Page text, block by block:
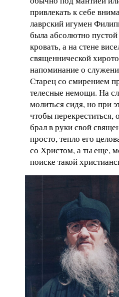
привлекать к себе
лаврский игумен
была абсолютно пустой
кровать, а на стене
священнической
напоминание о
Старец со смирением
телесные немощи. На
молиться сидя, но при
чтобы перекреститься,
брал в руки свой
просто, тепло его
со Христом, а ты еще,
поиске такой